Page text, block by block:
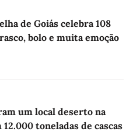
de Goiás celebra 108
bolo e muita emoção
um local deserto na
12.000 toneladas de cascas